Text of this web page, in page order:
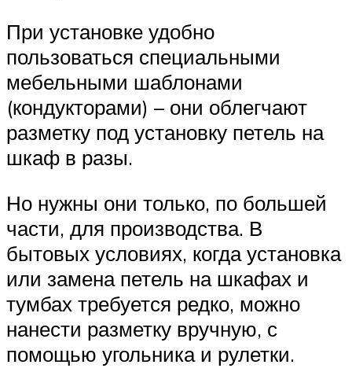
При установке удобно
пользоваться специальными
мебельными шаблонами
(кондукторами) – они облегчают
разметку под установку петель на
шкаф в разы.
Но нужны они только, по большей
части, для производства. В
бытовых условиях, когда установка
или замена петель на шкафах и
тумбах требуется редко, можно
нанести разметку вручную, с
помощью угольника и рулетки.